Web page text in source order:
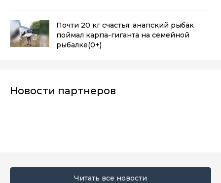
Почти 20 кг счастья: анапский рыбак
поймал карпа-гиганта на семейной
рыбалке(0+)
Новости партнеров
Читать все новости